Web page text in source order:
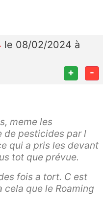
le 08/02/2024 à
+ -
meme les
de pesticides par l
qui a pris les devant
tot que prévue.
fois a tort. C est
cela que le Roaming